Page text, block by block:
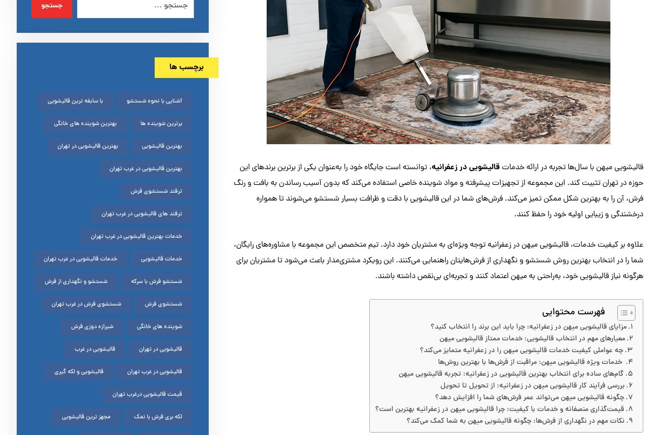
قالیشویی میهن با سال‌ها تجربه در ارائه خدمات قالیشویی در زعفرانیه، توانسته است جایگاه خود را به‌عنوان یکی از برترین برندهای این
حوزه در تهران تثبیت کند. این مجموعه از تجهیزات پیشرفته و مواد شوینده خاصی استفاده می‌کند که بدون آسیب رساندن به بافت و رنگ
فرش، آن را به بهترین شکل ممکن تمیز می‌کند. فرش‌های شما در این قالیشویی با دقت و ظرافت بسیار شستشو می‌شوند تا همواره
درخشندگی و زیبایی اولیه خود را حفظ کنند.
علاوه بر کیفیت خدمات، قالیشویی میهن در زعفرانیه توجه ویژه‌ای به مشتریان خود دارد. تیم متخصص این مجموعه با مشاوره‌های رایگان،
شما را در انتخاب بهترین روش شستشو و نگهداری از فرش‌هایتان راهنمایی می‌کنند. این رویکرد مشتری‌مدار باعث می‌شود تا مشتریان برای
هرگونه نیاز قالیشویی خود، به‌راحتی به میهن اعتماد کنند و تجربه‌ای بی‌نقص داشته باشند.
فهرست محتوایی
مزایای قالیشویی میهن در زعفرانیه: چرا باید این برند را انتخاب کنید؟
معیارهای مهم در انتخاب قالیشویی: خدمات ممتاز قالیشویی میهن
چه عواملی کیفیت خدمات قالیشویی میهن را در زعفرانیه متمایز می‌کند؟
خدمات ویژه قالیشویی میهن: مراقبت از فرش‌ها با بهترین روش‌ها
گام‌های ساده برای انتخاب بهترین قالیشویی در زعفرانیه: تجربه قالیشویی میهن
بررسی فرآیند کار قالیشویی میهن در زعفرانیه: از تحویل تا تحویل
چگونه قالیشویی میهن می‌تواند عمر فرش‌های شما را افزایش دهد؟
قیمت‌گذاری منصفانه و خدمات با کیفیت: چرا قالیشویی میهن در زعفرانیه بهترین است؟
نکات مهم در نگهداری از فرش‌ها: چگونه قالیشویی میهن به شما کمک می‌کند؟
جستجو
برچسب ها
آشنایی با نحوه شستشو با سابقه ترین قالیشویی
برترین شوینده ها بهترین شوینده های خانگی
بهترین قالیشویی بهترین قالیشویی در تهران
بهترین قالیشویی در غرب تهران
ترفند شستشوی فرش
ترفند های قالیشویی در غرب تهران
خدمات بهترین قالیشویی در غرب تهران
خدمات قالیشویی خدمات قالیشویی در غرب تهران
شستشو فرش با سرکه شستشو و نگهداری از فرش
شستشوی فرش شستشوی فرش در غرب تهران
شوینده های خانگی شیرازه دوزی فرش
قالیشویی در تهران قالیشویی در غرب
قالیشویی در غرب تهران قالیشویی و لکه گیری
قیمت قالیشویی درغرب تهران
لکه بری فرش با نمک مجهز ترین قالیشویی